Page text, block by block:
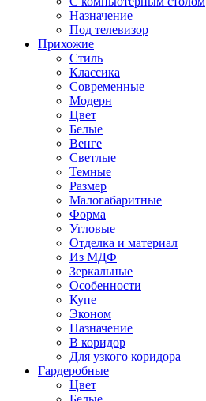
Назначение
Под телевизор
Прихожие
Стиль
Классика
Современные
Модерн
Цвет
Белые
Венге
Светлые
Темные
Размер
Малогабаритные
Форма
Угловые
Отделка и материал
Из МДФ
Зеркальные
Особенности
Купе
Эконом
Назначение
В коридор
Для узкого коридора
Гардеробные
Цвет